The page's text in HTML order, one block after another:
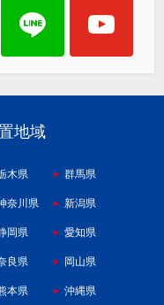
地域
木県 群馬県
奈川県 新潟県
岡県 愛知県
良県 岡山県
本県 沖縄県